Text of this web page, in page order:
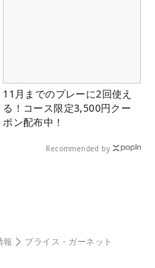
11月までのプレーに2回使え
る！コース限定3,500円クー
ポン配布中！
Recommended by
報 ブライス・ガーネット